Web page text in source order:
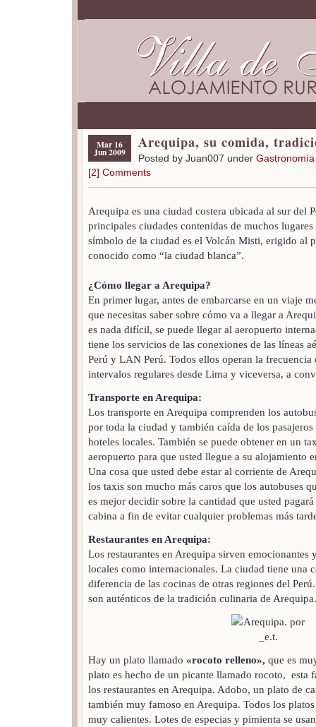
Mar 16
Jun 2009
Arequipa, su comida,
Posted by Juan007 under Gastronomía
[2] Comments
Arequipa es una ciudad costera ubicada al sur del
principales ciudades contenidas de muchos
símbolo de la ciudad es el Volcán Misti, erigido al
conocido como “la ciudad blanca”.
¿Cómo llegar a Arequipa?
En primer lugar, antes de embarcarse en un viaje
que necesitas saber sobre cómo va a llegar a
es nada difícil, se puede llegar al aeropuerto
tiene los servicios de las conexiones de las líneas
Perú y LAN Perú. Todos ellos operan la frecuencia
intervalos regulares desde Lima y viceversa, a
Transporte en Arequipa:
Los transporte en Arequipa comprenden los
por toda la ciudad y también caída de los
hoteles locales. También se puede obtener en un
aeropuerto para que usted llegue a su alojamiento
Una cosa que usted debe estar al corriente de
los taxis son mucho más caros que los autobuses
es mejor decidir sobre la cantidad que usted
cabina a fin de evitar cualquier problemas más
Restaurantes en Arequipa:
Los restaurantes en Arequipa sirven emocionantes
locales como internacionales. La ciudad tiene una
diferencia de las cocinas de otras regiones del
son auténticos de la tradición culinaria de Arequipa.
Hay un plato llamado «rocoto relleno», que es
plato es hecho de un picante llamado rocoto, esta
los restaurantes en Arequipa. Adobo, un plato de
también muy famoso en Arequipa. Todos los
muy calientes. Lotes de especias y pimienta se